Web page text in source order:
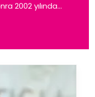
2002 yılında...